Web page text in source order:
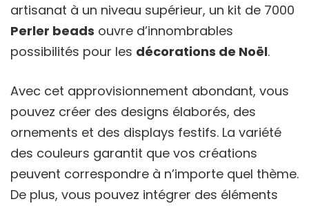
artisanat à un niveau supérieur, un kit de 7000
Perler beads ouvre d’innombrables
possibilités pour les décorations de Noël.
Avec cet approvisionnement abondant, vous
pouvez créer des designs élaborés, des
ornements et des displays festifs. La variété
des couleurs garantit que vos créations
peuvent correspondre à n’importe quel thème.
De plus, vous pouvez intégrer des éléments